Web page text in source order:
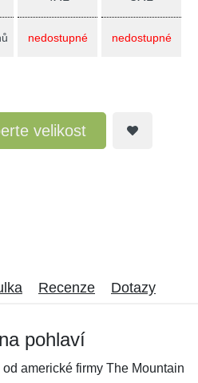
nedostupné nedostupné
velikost
Recenze Dotazy
pohlaví
americké firmy The Mountain